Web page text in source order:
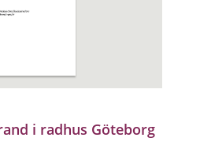
i radhus Göteborg